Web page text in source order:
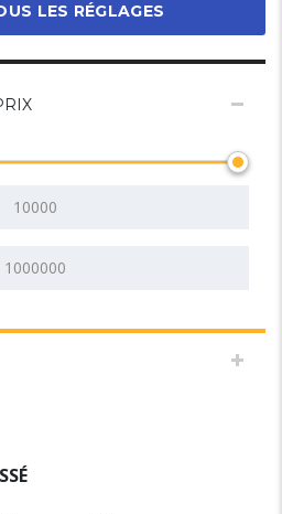
LES RÉGLAGES